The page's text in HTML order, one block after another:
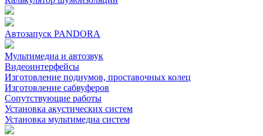
Автозапуск PANDORA
Мультимедиа и автозвук
Видеоинтерфейсы
Изготовление подиумов, проставочных колец
Изготовление сабвуферов
Сопутствующие работы
Установка акустических систем
Установка мультимедиа систем